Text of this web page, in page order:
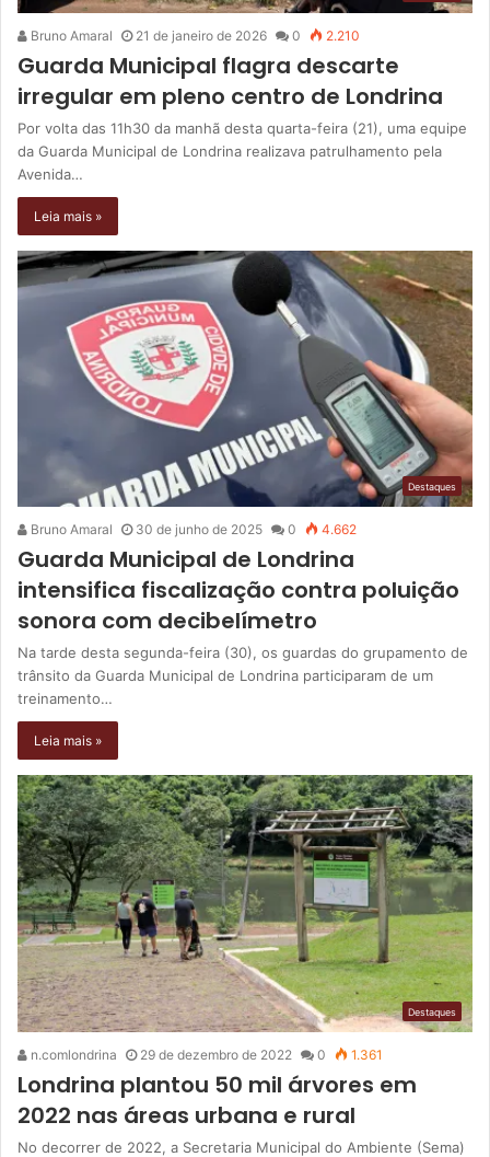
Bruno Amaral 21 de janeiro de 2026 0 2.210
Guarda Municipal flagra descarte
irregular em pleno centro de Londrina
Por volta das 11h30 da manhã desta quarta-feira (21), uma equipe
da Guarda Municipal de Londrina realizava patrulhamento pela
Avenida…
Leia mais »
Destaques
Bruno Amaral 30 de junho de 2025 0 4.662
Guarda Municipal de Londrina
intensifica fiscalização contra poluição
sonora com decibelímetro
Na tarde desta segunda-feira (30), os guardas do grupamento de
trânsito da Guarda Municipal de Londrina participaram de um
treinamento…
Leia mais »
Destaques
n.comlondrina 29 de dezembro de 2022 0 1.361
Londrina plantou 50 mil árvores em
2022 nas áreas urbana e rural
No decorrer de 2022, a Secretaria Municipal do Ambiente (Sema)